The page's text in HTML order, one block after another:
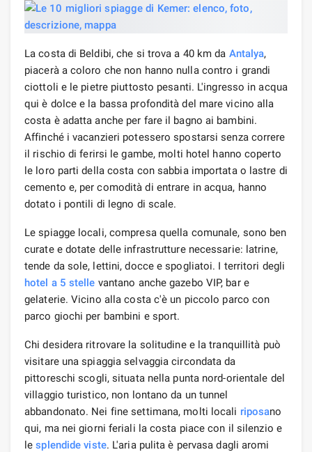
La costa di Beldibi, che si trova a 40 km da Antalya,
piacerà a coloro che non hanno nulla contro i grandi
ciottoli e le pietre piuttosto pesanti. L'ingresso in acqua
qui è dolce e la bassa profondità del mare vicino alla
costa è adatta anche per fare il bagno ai bambini.
Affinché i vacanzieri potessero spostarsi senza correre
il rischio di ferirsi le gambe, molti hotel hanno coperto
le loro parti della costa con sabbia importata o lastre di
cemento e, per comodità di entrare in acqua, hanno
dotato i pontili di legno di scale.
Le spiagge locali, compresa quella comunale, sono ben
curate e dotate delle infrastrutture necessarie: latrine,
tende da sole, lettini, docce e spogliatoi. I territori degli
hotel a 5 stelle vantano anche gazebo VIP, bar e
gelaterie. Vicino alla costa c'è un piccolo parco con
parco giochi per bambini e sport.
Chi desidera ritrovare la solitudine e la tranquillità può
visitare una spiaggia selvaggia circondata da
pittoreschi scogli, situata nella punta nord-orientale del
villaggio turistico, non lontano da un tunnel
abbandonato. Nei fine settimana, molti locali riposano
qui, ma nei giorni feriali la costa piace con il silenzio e
lesplendide viste. L'aria pulita è pervasa dagli aromi